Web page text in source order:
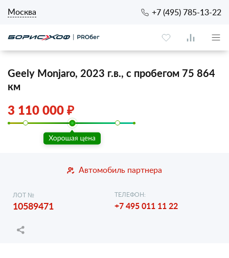
Москва +7 (495) 785-13-22
Geely Monjaro, 2023 г.в., с пробегом 75 864
км
3 110 000 ₽
Автомобиль партнера
ЛОТ №
10589471
ТЕЛЕФОН:
+7 495 011 11 22